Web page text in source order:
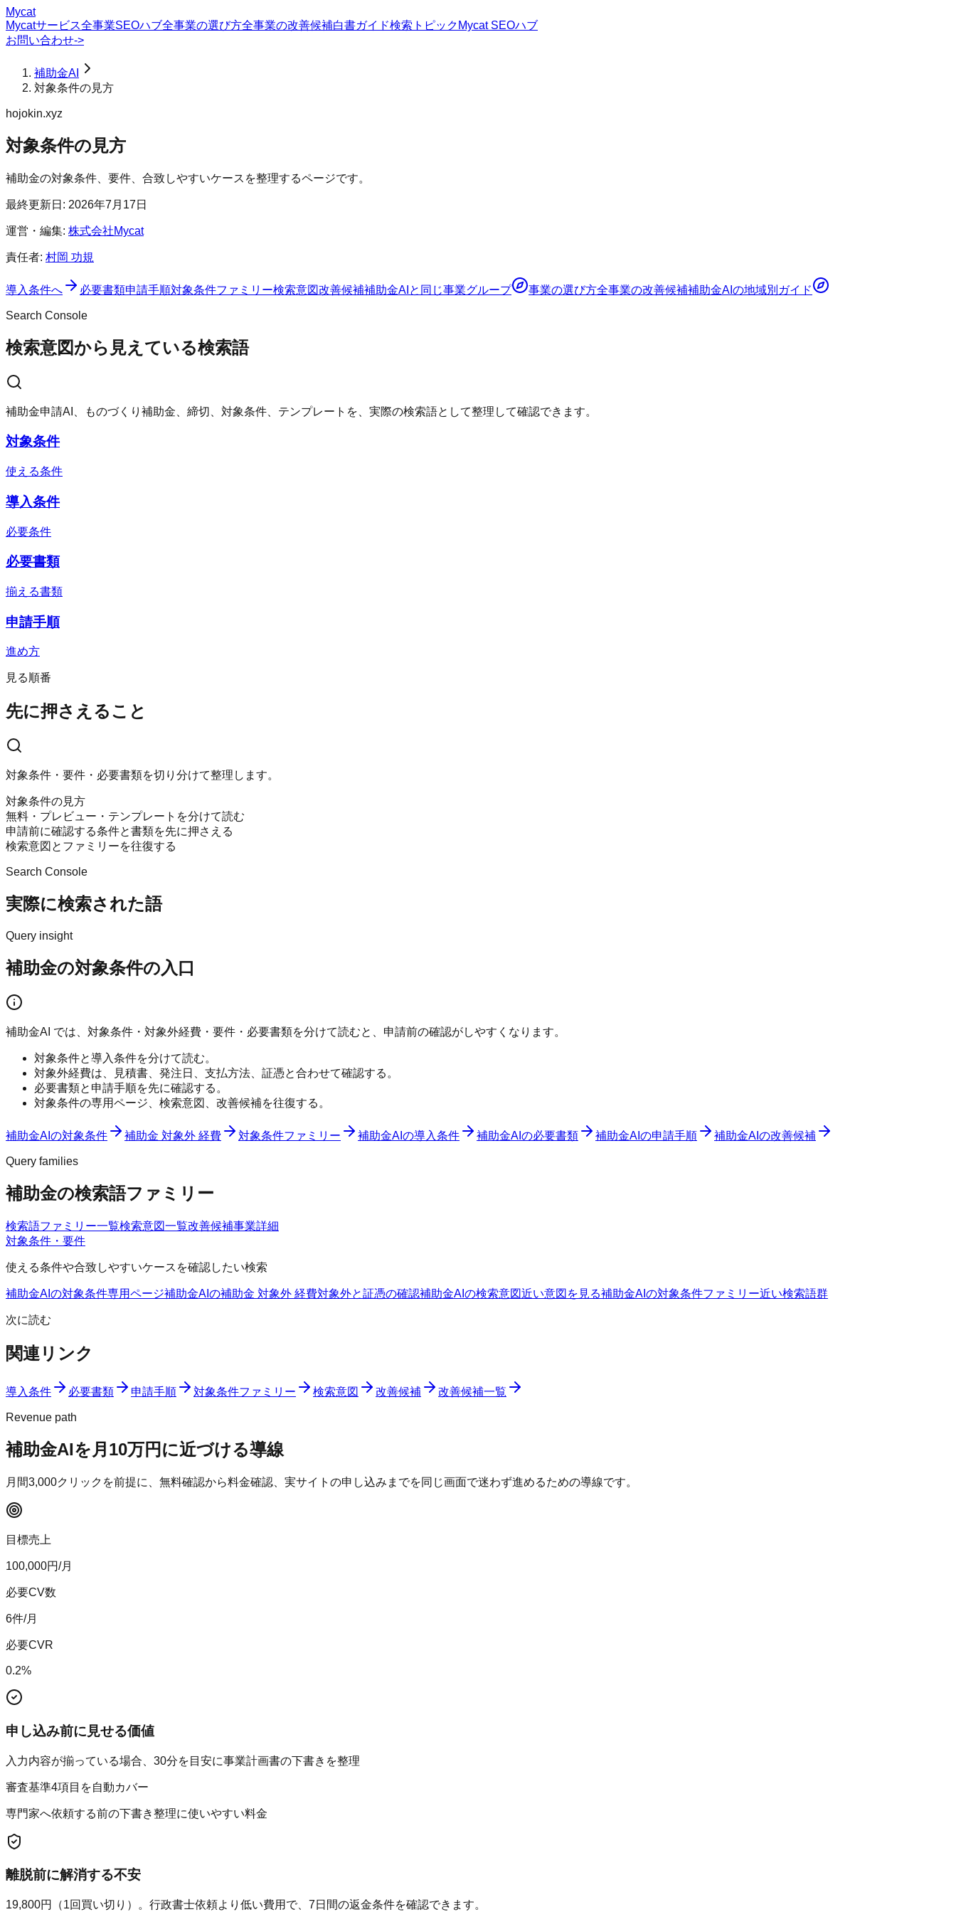
Mycat
Mycatサービス全事業SEOハブ全事業の選び方全事業の改善候補白書ガイド検索トピック Mycat SEOハブ
お問い合わせ->
補助金AI
対象条件の見方
hojokin.xyz
対象条件の見方
補助金の対象条件、要件、合致しやすいケースを整理するページです。
最終更新日: 2026年7月17日
運営・編集: 株式会社Mycat
責任者: 村岡 功規
導入条件へ 必要書類申請手順対象条件ファミリー検索意図改善候補補助金AI と同じ事業グループ 事業の選び方全事業の改善候補補助金AI の地域別ガイド
Search Console
検索意図から見えている検索語
補助金申請AI、ものづくり補助金、締切、対象条件、テンプレートを、実際の検索語として整理して確認できます。
対象条件
使える条件
導入条件
必要条件
必要書類
揃える書類
申請手順
進め方
見る順番
先に押さえること
対象条件・要件・必要書類を切り分けて整理します。
対象条件の見方
無料・プレビュー・テンプレートを分けて読む
申請前に確認する条件と書類を先に押さえる
検索意図とファミリーを往復する
Search Console
実際に検索された語
Query insight
補助金の対象条件の入口
補助金AI では、対象条件・対象外経費・要件・必要書類を分けて読むと、申請前の確認がしやすくなります。
対象条件と導入条件を分けて読む。
対象外経費は、見積書、発注日、支払方法、証憑と合わせて確認する。
必要書類と申請手順を先に確認する。
対象条件の専用ページ、検索意図、改善候補を往復する。
補助金AIの対象条件 補助金 対象外 経費 対象条件ファミリー 補助金AIの導入条件 補助金AIの必要書類 補助金AIの申請手順 補助金AIの改善候補
Query families
補助金の検索語ファミリー
検索語ファミリー一覧検索意図一覧改善候補事業詳細
対象条件・要件
使える条件や合致しやすいケースを確認したい検索
補助金AIの対象条件専用ページ補助金AIの補助金 対象外 経費対象外と証憑の確認補助金AIの検索意図近い意図を見る補助金AIの対象条件ファミリー近い検索語群
次に読む
関連リンク
導入条件 必要書類 申請手順 対象条件ファミリー 検索意図 改善候補 改善候補一覧
Revenue path
補助金AIを月10万円に近づける導線
月間3,000クリックを前提に、無料確認から料金確認、実サイトの申し込みまでを同じ画面で迷わず進めるための導線です。
目標売上
100,000円/月
必要CV数
6件/月
必要CVR
0.2%
申し込み前に見せる価値
入力内容が揃っている場合、30分を目安に事業計画書の下書きを整理
審査基準4項目を自動カバー
専門家へ依頼する前の下書き整理に使いやすい料金
離脱前に解消する不安
19,800円（1回買い切り）。行政書士依頼より低い費用で、7日間の返金条件を確認できます。